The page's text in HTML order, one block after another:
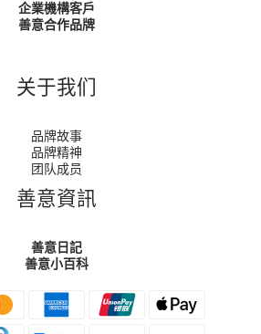
企業機構客戶
善意合作品牌
关于我们
品牌故事
品牌精神
团队成员
善意資訊
善意日記
善意小百科